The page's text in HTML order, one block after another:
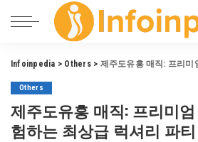
Infoinpedia > Others> 제주도유흥 매직: 프리미엄 노래
Others
제주도유흥 매직: 프리미
험하는 최상급 럭셔리 파티